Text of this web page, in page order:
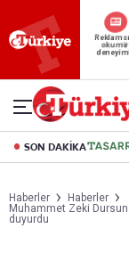
okuma
SON DAKİKA
Haberler
Haberler
Muhammet Zeki
duyurdu